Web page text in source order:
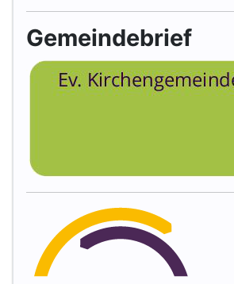
Gemeindebrief